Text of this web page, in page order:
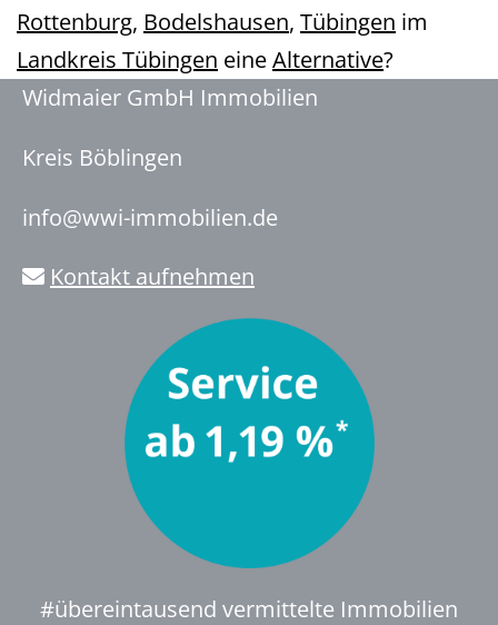
Rottenburg, Bodelshausen, Tübingen im
Landkreis Tübingen eineAlternative?
Widmaier GmbH Immobilien
Kreis Böblingen
info@wwi-immobilien.de
Kontakt aufnehmen
#übereintausend vermittelte Immobilien